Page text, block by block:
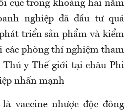
cục trong khoảng hai năm
nghiệp đã đầu tư quá
triển sản phẩm và kiểm
các phòng thí nghiệm tham
Thú y Thế giới tại châu Phi
nhấn mạnh
vaccine nhược độc đông